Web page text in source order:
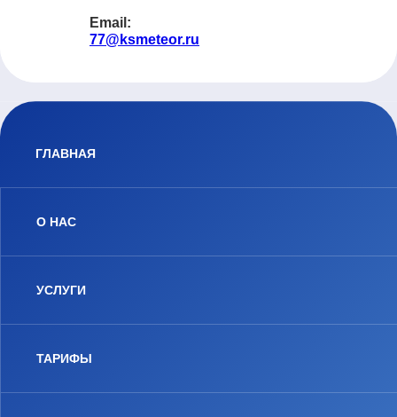
Email:
77@ksmeteor.ru
ГЛАВНАЯ
О НАС
УСЛУГИ
ТАРИФЫ